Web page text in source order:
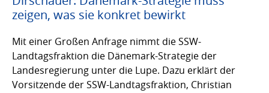
zeigen, was sie konkret bewirkt
Mit einer Großen Anfrage nimmt die SSW-
Landtagsfraktion die Dänemark-Strategie der
Landesregierung unter die Lupe. Dazu erklärt der
Vorsitzende der SSW-Landtagsfraktion, Christian